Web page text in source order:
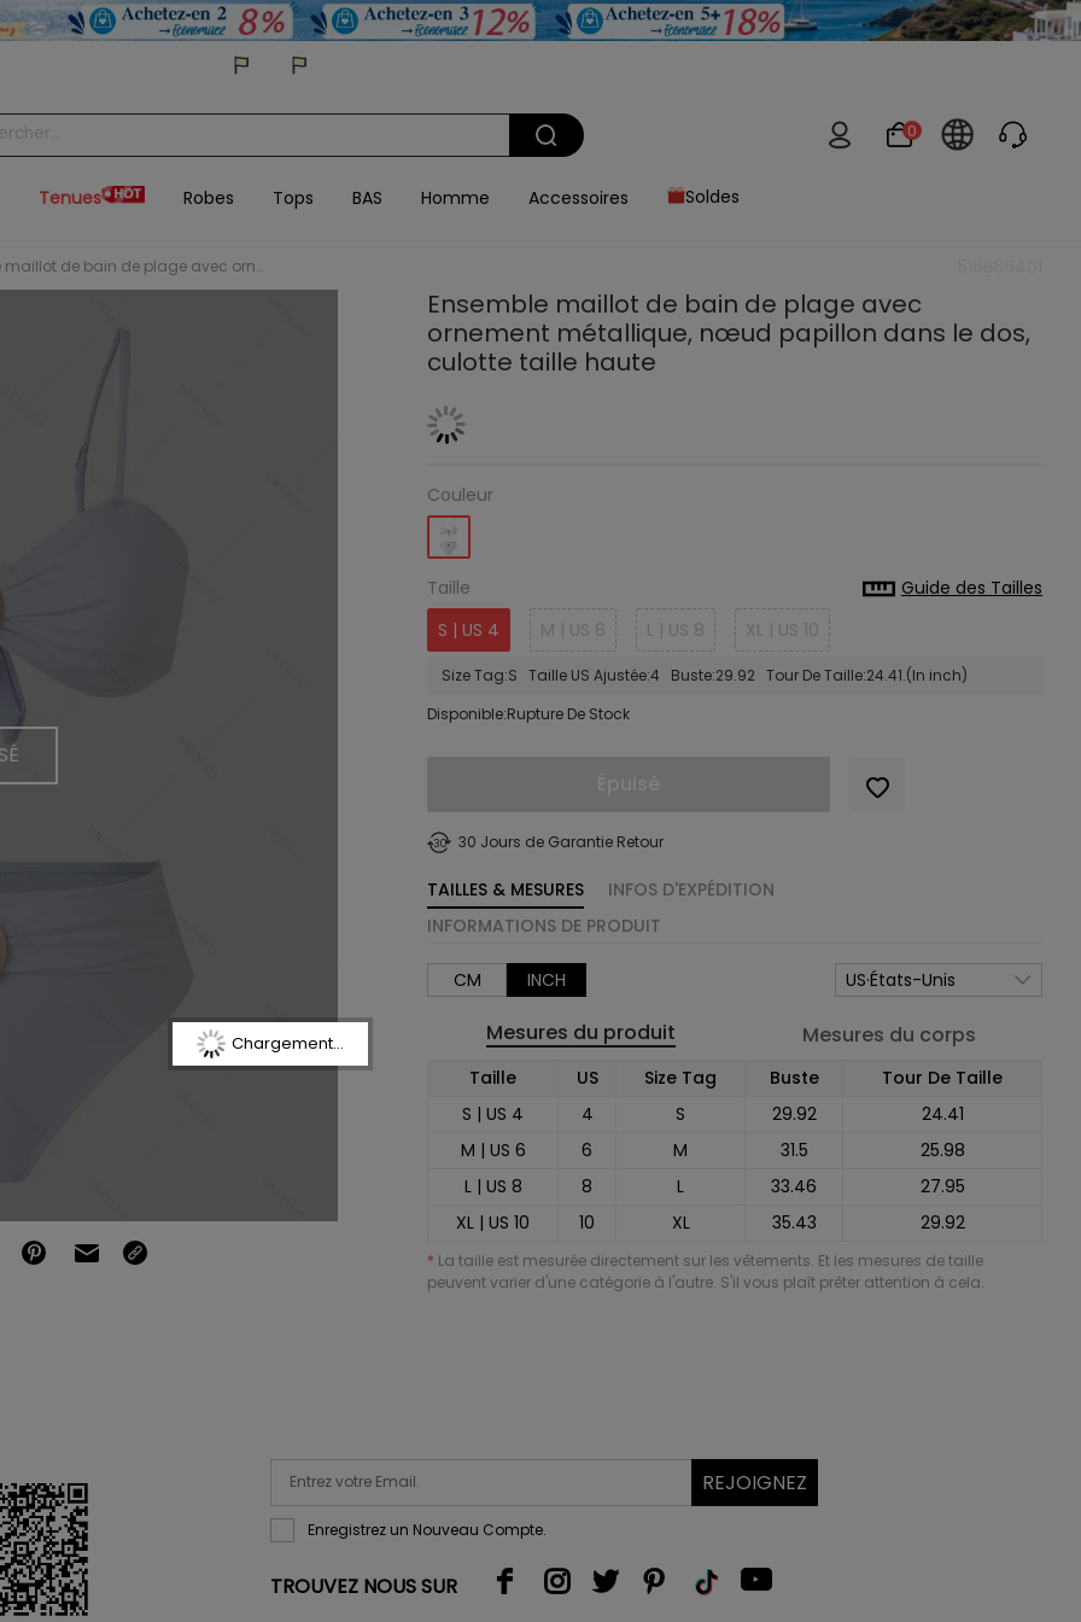
0
Tenues Robes Tops BAS Homme Accessoires Soldes
Ensemble maillot de bain de plage avec ornement métallique, nœud papillon dans le dos, culotte taille haute
Ensemble maillot de bain de plage avec
ornement métallique, nœud papillon dans le dos,
culotte taille haute
Couleur
Taille
Guide des Tailles
S | US 4
M | US 6 L | US 8 XL | US 10
Size Tag:S Taille US Ajustée:4 Buste:29.92 Tour De Taille:24.41.(In inch)
Disponible:Rupture De Stock
30 Jours de Garantie Retour
TAILLES & MESURES
CM INCH US·États-Unis
Mesures du produit Mesures du corps
Taille US Size Tag Buste
Tour De Taille
S | US 4
4 S 29.92
24.41
M | US 6
6 M 31.5
25.98
L | US 8
8 L 33.46
27.95
XL | US 10
10 XL 35.43 29.92
* La taille est mesurée directement sur les vêtements. Et les mesures de taille
peuvent varier d'une catégorie à l'autre. S'il vous plaît prêter attention à cela.
INFOS D'EXPÉDITION
INFORMATIONS DE PRODUIT
REJOIGNEZ
Enregistrez un Nouveau Compte.
TROUVEZ NOUS SUR
Chargement...